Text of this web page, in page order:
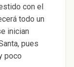
con el
todo un
inician
pues
poco